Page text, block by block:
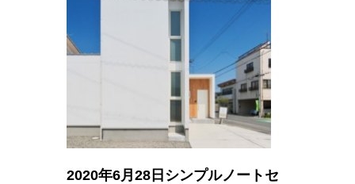
2020年6月28日シンプルノートセ